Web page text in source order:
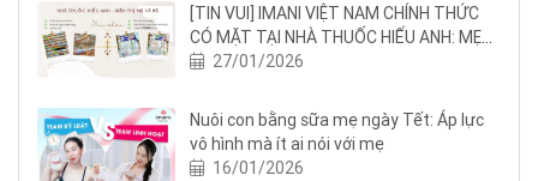
[TIN VUI] IMANI VIỆT NAM CHÍNH THỨC
CÓ MẶT TẠI NHÀ THUỐC HIẾU ANH: MẸ
BỈM NGHỆ AN THÊM AN TÂM NUÔI CON
27/01/2026
Nuôi con bằng sữa mẹ ngày Tết: Áp lực
vô hình mà ít ai nói với mẹ
16/01/2026